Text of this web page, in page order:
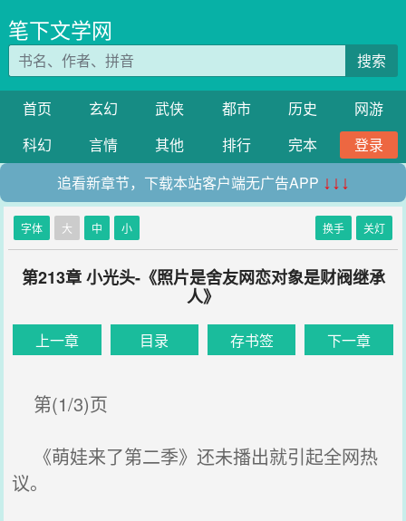
笔下文学网
搜索
首页 玄幻 武侠 都市 历史
网游
科幻
言情 其他 排行 完本
登录
追看新章节，下载本站客户端无广告APP ↓↓↓
字体 大 中 小 换手 关灯
第213章 小光头-《照片是舍友网恋对象是财阀继承
人》
上一章 目录 存书签 下一章
第(1/3)页
《萌娃来了第二季》还未播出就引起全网热
议。